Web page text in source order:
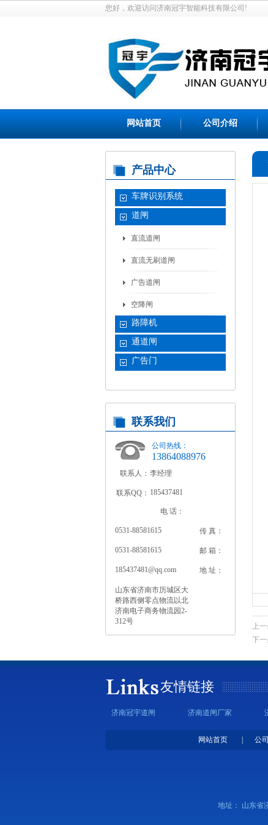
您好，欢迎访问济南冠宇智能科技有限公司!
网站首页 公司介绍
产品中心
车牌识别系统
道闸
直流道闸
直流无刷道闸
广告道闸
空降闸
路障机
通道闸
广告门
联系我们
公司热线：
13864088976
联系人： 李经理
联系QQ： 185437481
电 话：
0531-88581615 传 真：
0531-88581615 邮 箱：
185437481@qq.com 地 址：
山东省济南市历城区大
桥路西侧零点物流以北
济南电子商务物流园2-
312号
上
下一
友情链接
济南冠宇道闸 济南道闸厂家
网站首页 公
地址： 山东省